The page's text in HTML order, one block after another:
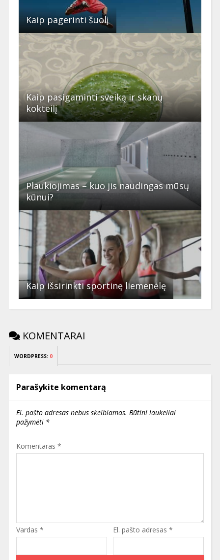
Kaip pagerinti šuolį
Kaip pasigaminti sveiką ir skanų
kokteilį
Plaukiojimas – kuo jis naudingas mūsų
kūnui?
Kaip išsirinkti sportinę liemenėlę
KOMENTARAI
WORDPRESS: 0
Parašykite komentarą
El. pašto adresas nebus skelbiamas. Būtini laukeliai
pažymėti *
Komentaras *
Vardas * El. pašto adresas *